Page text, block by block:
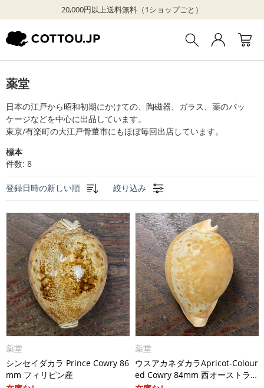
20,000円以上送料無料（1ショップごと）
薬堂
日本の江戸から昭和初期にかけての、陶磁器、ガラス、薬のパッ
ケージなどを中心に出品しています。
東京/有楽町の大江戸骨董市にもほぼ毎回出店しています。
標本
件数: 8
登録日時の新しい順 絞り込み
薬堂
シンセイダカラ Prince Cowry 86
mm フィリピン産
薬堂
ウスアカネダカラApricot-Colour
ed Cowry 84mm 西オーストラ